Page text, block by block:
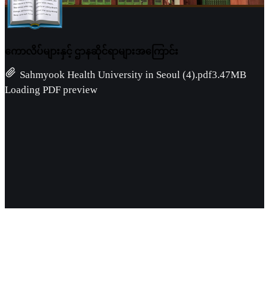
ကောလိပ်များနှင့် ဌာနဆိုင်ရာများအကြောင်း
Sahmyook Health University in Seoul (4).pdf3.47MB
Loading PDF preview